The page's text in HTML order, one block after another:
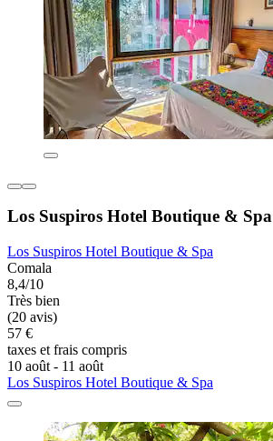
Los Suspiros Hotel Boutique & Spa
Los Suspiros Hotel Boutique & Spa
Comala
8,4/10
Très bien
(20 avis)
57 €
taxes et frais compris
10 août - 11 août
Los Suspiros Hotel Boutique & Spa